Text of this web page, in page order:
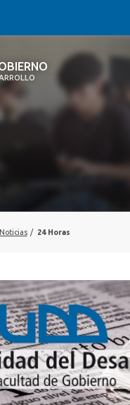
Noticias / 24 Horas